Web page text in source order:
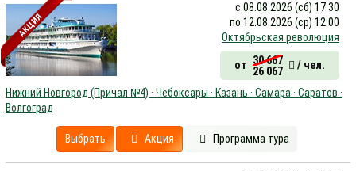
АКЦИЯ
с 08.08.2026 (сб) 17:30
по 12.08.2026 (ср) 12:00
Октябрьская революция
от 30 667
26 067
/ чел.
Нижний Новгород (Причал №4) · Чебоксары · Казань · Самара · Саратов ·
Волгоград
Выбрать Акция Программа тура